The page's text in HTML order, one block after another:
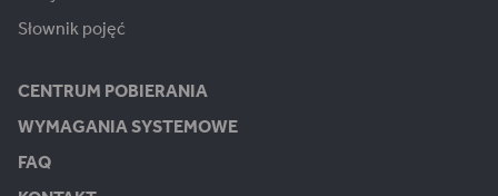
Słownik pojęć
CENTRUM POBIERANIA
WYMAGANIA SYSTEMOWE
FAQ